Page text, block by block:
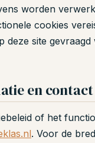
worden
cookies
deze site gevraagd
en contact
of het
. Voor de